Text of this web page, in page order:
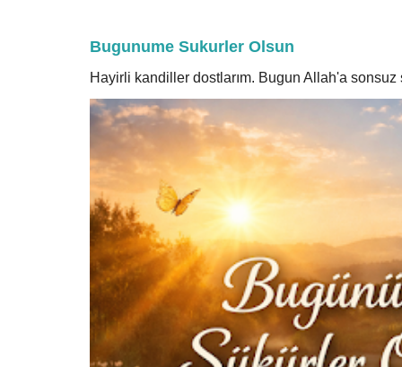
Bugunume Sukurler Olsun
Hayirli kandiller dostlarım. Bugun Allah'a